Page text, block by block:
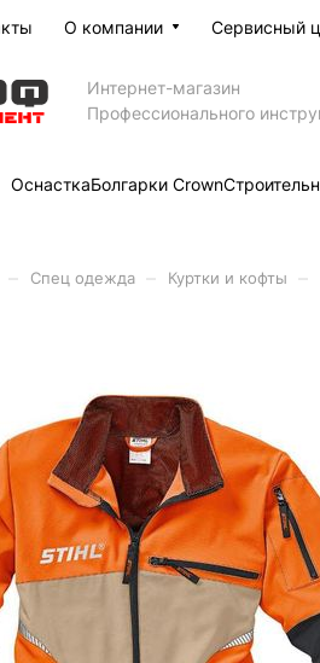
О компании Сервисный
Интернет-магазин
Профессионального
ОснасткаБолгарки Crown
Спец одежда Куртки и кофты